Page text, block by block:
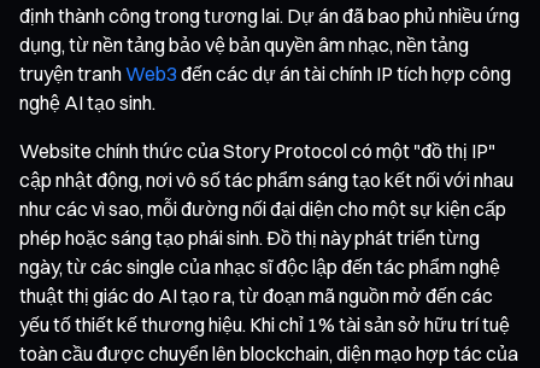
định thành công trong tương lai. Dự án đã bao phủ nhiều ứng
dụng, từ nền tảng bảo vệ bản quyền âm nhạc, nền tảng
truyện tranhWeb3 đến các dự án tài chính IP tích hợp công
nghệ AI tạo sinh.
Website chính thức của Story Protocol có một "đồ thị IP"
cập nhật động, nơi vô số tác phẩm sáng tạo kết nối với nhau
như các vì sao, mỗi đường nối đại diện cho một sự kiện cấp
phép hoặc sáng tạo phái sinh. Đồ thị này phát triển từng
ngày, từ các single của nhạc sĩ độc lập đến tác phẩm nghệ
thuật thị giác do AI tạo ra, từ đoạn mã nguồn mở đến các
yếu tố thiết kế thương hiệu. Khi chỉ 1% tài sản sở hữu trí tuệ
toàn cầu được chuyển lên blockchain, diện mạo hợp tác của